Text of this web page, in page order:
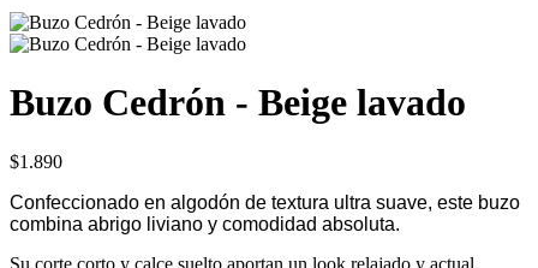
Buzo Cedrón - Beige lavado
$1.890
Confeccionado en algodón de textura ultra suave, este buzo
combina abrigo liviano y comodidad absoluta.
Su corte corto y calce suelto aportan un look relajado y actual.